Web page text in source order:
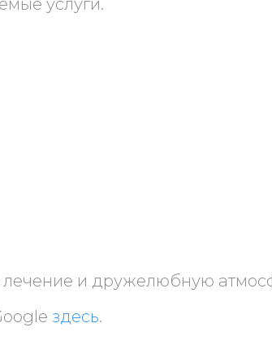
услуги.
и дружелюбную
здесь.